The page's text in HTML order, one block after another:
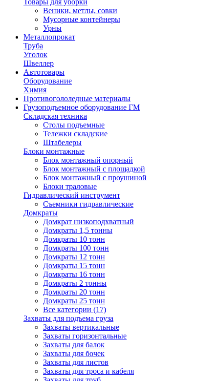
Товары для уборки
Веники, метлы, совки
Мусорные контейнеры
Урны
Металлопрокат
Труба
Уголок
Швеллер
Автотовары
Оборудование
Химия
Противогололедные материалы
Грузоподъемное оборудование ГМ
Складская техника
Столы подъемные
Тележки складские
Штабелеры
Блоки монтажные
Блок монтажный опорный
Блок монтажный с площадкой
Блок монтажный с проушиной
Блоки траловые
Гидравлический инструмент
Съемники гидравлические
Домкраты
Домкрат низкоподхватный
Домкраты 1,5 тонны
Домкраты 10 тонн
Домкраты 100 тонн
Домкраты 12 тонн
Домкраты 15 тонн
Домкраты 16 тонн
Домкраты 2 тонны
Домкраты 20 тонн
Домкраты 25 тонн
Все категории (17)
Захваты для подъема груза
Захваты вертикальные
Захваты горизонтальные
Захваты для балок
Захваты для бочек
Захваты для листов
Захваты для троса и кабеля